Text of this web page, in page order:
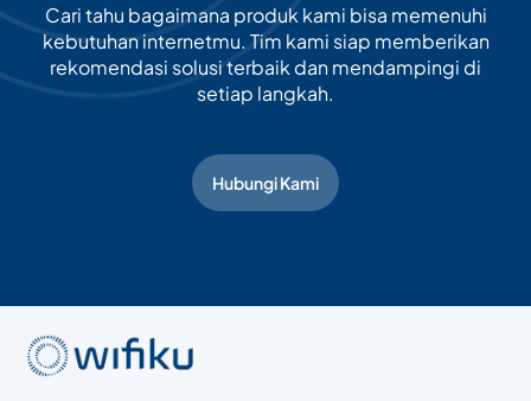
Cari tahu bagaimana produk kami bisa memenuhi
kebutuhan internetmu. Tim kami siap memberikan
rekomendasi solusi terbaik dan mendampingi di
setiap langkah.
Hubungi Kami